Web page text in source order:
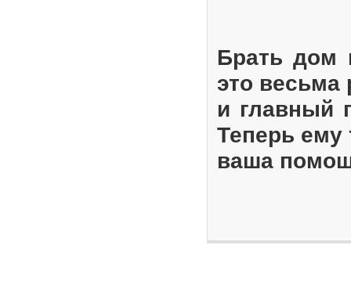
Брать дом
это весьма
и главный
Теперь ему
ваша